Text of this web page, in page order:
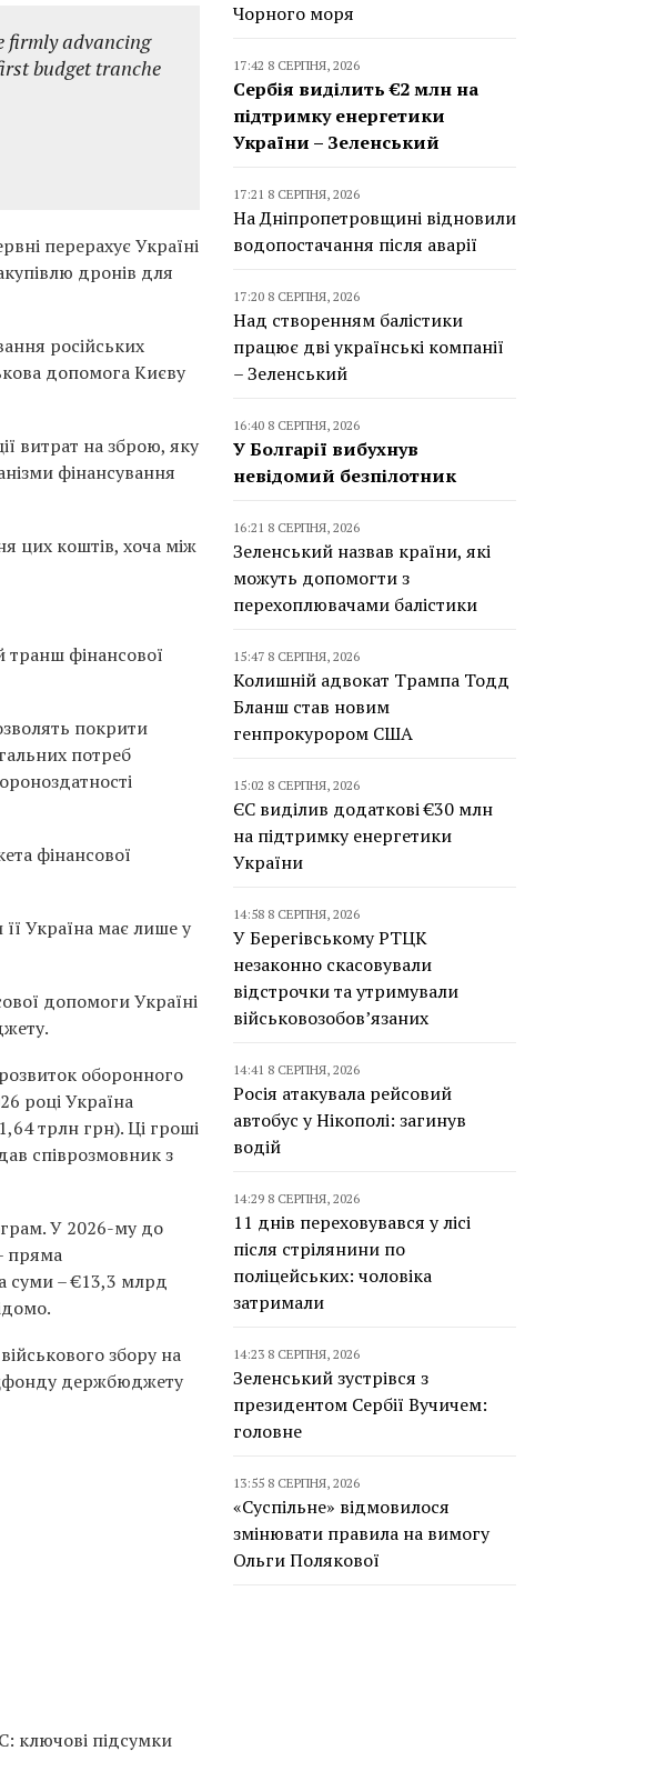
firmly advancing
budget tranche
перерахує Україні
дронів для
російських
допомога Києву
витрат на зброю, яку
фінансування
цих коштів, хоча між
фінансової
покрити
потреб
фінансової
Україна має лише у
допомоги Україні
оборонного
році Україна
трлн грн). Ці гроші
співрозмовник з
У 2026-му до
пряма
суми – €13,3 млрд
збору на
держбюджету
ключові підсумки
Чорного моря
17:42 8 СЕРПНЯ, 2026
Сербія виділить €2 млн на
підтримку енергетики
України – Зеленський
17:21 8 СЕРПНЯ, 2026
На Дніпропетровщині відновили
водопостачання після аварії
17:20 8 СЕРПНЯ, 2026
Над створенням балістики
працює дві українські компанії
– Зеленський
16:40 8 СЕРПНЯ, 2026
У Болгарії вибухнув
невідомий безпілотник
16:21 8 СЕРПНЯ, 2026
Зеленський назвав країни, які
можуть допомогти з
перехоплювачами балістики
15:47 8 СЕРПНЯ, 2026
Колишній адвокат Трампа Тодд
Бланш став новим
генпрокурором США
15:02 8 СЕРПНЯ, 2026
ЄС виділив додаткові €30 млн
на підтримку енергетики
України
14:58 8 СЕРПНЯ, 2026
У Берегівському РТЦК
незаконно скасовували
відстрочки та утримували
військовозобов’язаних
14:41 8 СЕРПНЯ, 2026
Росія атакувала рейсовий
автобус у Нікополі: загинув
водій
14:29 8 СЕРПНЯ, 2026
11 днів переховувався у лісі
після стрілянини по
поліцейських: чоловіка
затримали
14:23 8 СЕРПНЯ, 2026
Зеленський зустрівся з
президентом Сербії Вучичем:
головне
13:55 8 СЕРПНЯ, 2026
«Суспільне» відмовилося
змінювати правила на вимогу
Ольги Полякової